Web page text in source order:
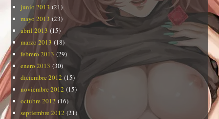
junio 2013 (21)
mayo 2013 (23)
abril 2013 (15)
marzo 2013 (18)
febrero 2013 (29)
enero 2013 (30)
diciembre 2012 (15)
noviembre 2012 (15)
octubre 2012 (16)
septiembre 2012 (21)